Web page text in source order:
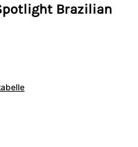
Brazilian